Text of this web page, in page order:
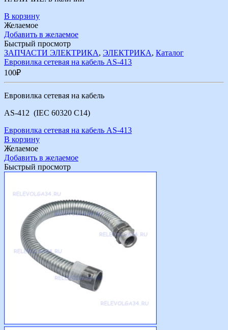
В корзину
Желаемое
Добавить в желаемое
Быстрый просмотр
ЗАПЧАСТИ ЭЛЕКТРИКА, ЭЛЕКТРИКА, Каталог
Евровилка сетевая на кабель AS-413
100₽
Евровилка сетевая на кабель
AS-412 (IEC 60320 C14)
Евровилка сетевая на кабель AS-413
В корзину
Желаемое
Добавить в желаемое
Быстрый просмотр